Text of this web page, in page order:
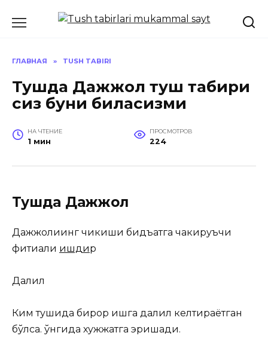
ГЛАВНАЯ » TUSH TABIRI
Тушда Дажжол туш табири
сиз буни биласизми
НА ЧТЕНИЕ
1 мин
ПРОСМОТРОВ
224
Тушда Дажжол
Дажжолиинг чикиши бидъатга чакируъчи
фитиали ишдир
Далил
Ким тушида бирор ишга далил келтираётган
бўлса. ўнгида хужжатга эришади.